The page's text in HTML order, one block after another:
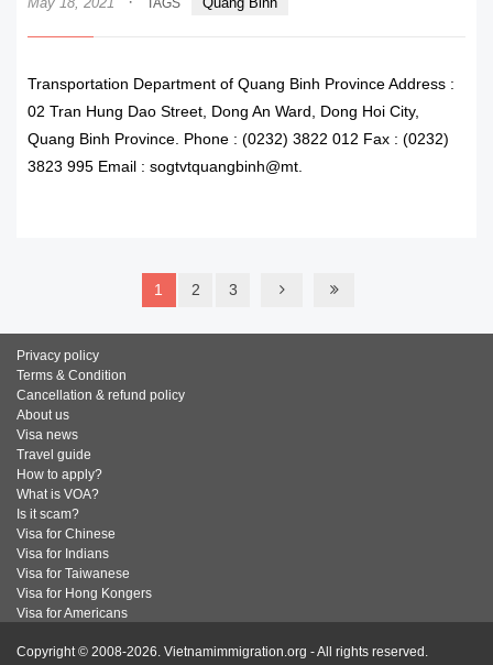
TAGS
Transportation Department of Quang Binh Province Address :
02 Tran Hung Dao Street, Dong An Ward, Dong Hoi City,
Quang Binh Province. Phone : (0232) 3822 012 Fax : (0232)
3823 995 Email : sogtvtquangbinh@mt.
1 2 3
Privacy policy
Terms & Condition
Cancellation & refund policy
About us
Visa news
Travel guide
How to apply?
What is VOA?
Is it scam?
Visa for Chinese
Visa for Indians
Visa for Taiwanese
Visa for Hong Kongers
Visa for Americans
Copyright © 2008-2026. Vietnamimmigration.org - All rights reserved.